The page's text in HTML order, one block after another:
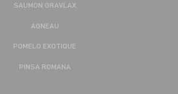
SAUMON GRAVLAX
AGNEAU
POMELO EXOTIQUE
PINSA ROMANA